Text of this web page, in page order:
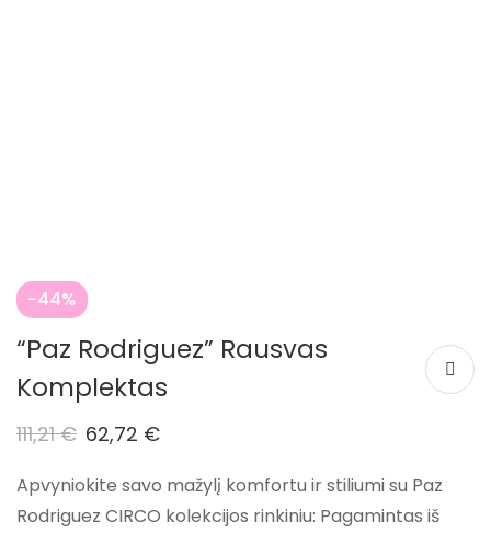
-44%
“Paz Rodriguez” Rausvas
Komplektas
111,21€ 62,72 €
Apvyniokite savo mažylį komfortu ir stiliumi su Paz
Rodriguez CIRCO kolekcijos rinkiniu: Pagamintas iš